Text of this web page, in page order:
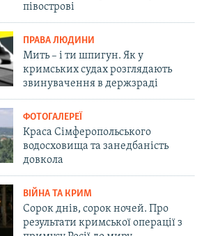
півострові
ПРАВА ЛЮДИНИ
Мить – і ти шпигун. Як у
кримських судах розглядають
звинувачення в держзраді
ФОТОГАЛЕРЕЇ
Краса Сімферопольського
водосховища та занедбаність
довкола
ВІЙНА ТА КРИМ
Сорок днів, сорок ночей. Про
результати кримської операції з